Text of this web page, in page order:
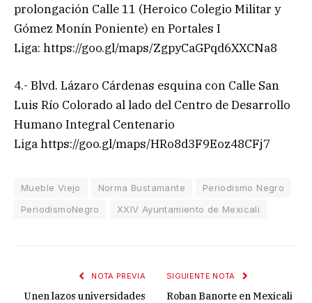
prolongación Calle 11 (Heroico Colegio Militar y
Gómez Monín Poniente) en Portales I
Liga: https://goo.gl/maps/ZgpyCaGPqd6XXCNa8
4.- Blvd. Lázaro Cárdenas esquina con Calle San
Luis Río Colorado al lado del Centro de Desarrollo
Humano Integral Centenario
Liga https://goo.gl/maps/HRo8d3F9Eoz48CFj7
Mueble Viejo Norma Bustamante
Periodismo Negro
PeriodismoNegro
XXIV Ayuntamiento de Mexicali
NOTA PREVIA
Unen lazos universidades
SIGUIENTE NOTA
Roban Banorte en Mexicali